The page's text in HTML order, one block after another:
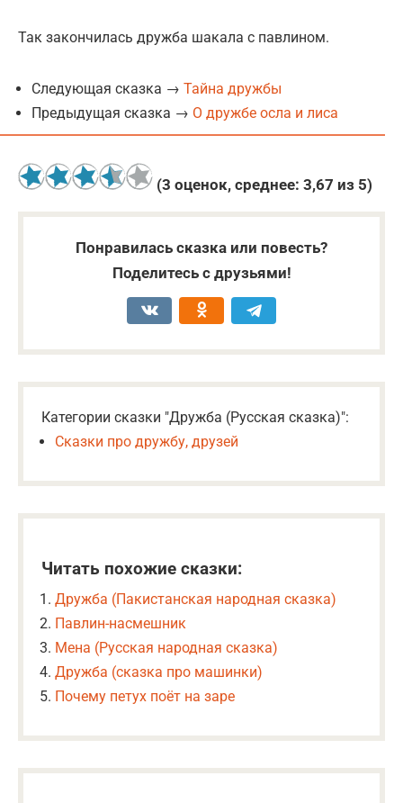
Так закончилась дружба шакала с павлином.
Следующая сказка → Тайна дружбы
Предыдущая сказка → О дружбе осла и лиса
(3 оценок, среднее: 3,67 из 5)
Понравилась сказка или повесть?
Поделитесь с друзьями!
Категории сказки "Дружба (Русская сказка)":
Сказки про дружбу, друзей
Читать похожие сказки:
Дружба (Пакистанская народная сказка)
Павлин-насмешник
Мена (Русская народная сказка)
Дружба (сказка про машинки)
Почему петух поёт на заре